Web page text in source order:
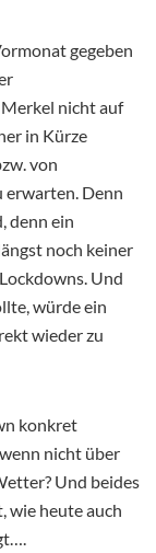
gegeben
nicht auf
in Kürze
von
erwarten. Denn
denn ein
noch keiner
Und
würde ein
wieder zu
konkret
nicht über
Und beides
wie heute auch